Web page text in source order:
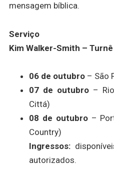
mensagem bíblica.
Serviço
Kim Walker-Smith –
06 de outubro– São
07 de outubro– Rio
Cittá)
08 de outubro–
Country)
Ingressos:
autorizados.